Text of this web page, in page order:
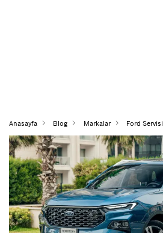
Anasayfa Blog Markalar Ford Servisi